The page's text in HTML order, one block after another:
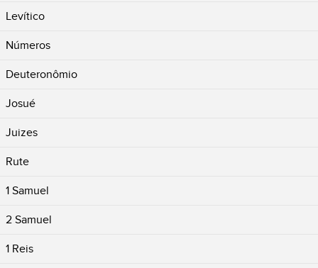
Levítico
Números
Deuteronômio
Josué
Juizes
Rute
1 Samuel
2 Samuel
1 Reis